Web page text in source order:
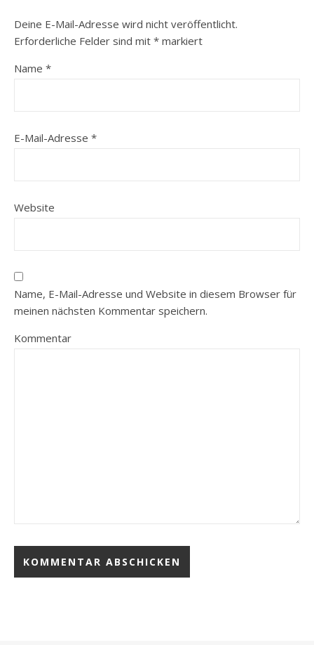
Deine E-Mail-Adresse wird nicht veröffentlicht.
Erforderliche Felder sind mit * markiert
Name *
E-Mail-Adresse *
Website
Name, E-Mail-Adresse und Website in diesem Browser für
meinen nächsten Kommentar speichern.
Kommentar